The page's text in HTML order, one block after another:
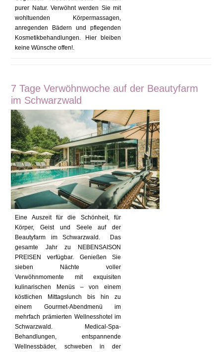
purer Natur. Verwöhnt werden Sie mit
wohltuenden Körpermassagen,
anregenden Bädern und pflegenden
Kosmetikbehandlungen. Hier bleiben
keine Wünsche offen!.
7 Tage Verwöhnwoche auf der Beautyfarm
im Schwarzwald
Eine Auszeit für die Schönheit, für
Körper, Geist und Seele auf der
Beautyfarm im Schwarzwald. Das
gesamte Jahr zu NEBENSAISON
PREISEN verfügbar. Genießen Sie
sieben Nächte voller
Verwöhnmomente mit exquisiten
kulinarischen Menüs – von einem
köstlichen Mittagslunch bis hin zu
einem Gourmet-Abendmenü im
mehrfach prämierten Wellnesshotel im
Schwarzwald. Medical-Spa-
Behandlungen, entspannende
Wellnessbäder, schweben in der